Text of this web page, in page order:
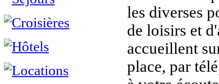
les diverses
de loisirs et
accueillent
place, par